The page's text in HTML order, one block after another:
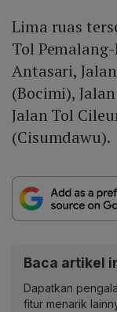
Lima ruas
Tol
Antasari,
(Bocimi),
Jalan Tol
(Cisumdawu).
Baca artikel
Dapatkan
fitur menarik